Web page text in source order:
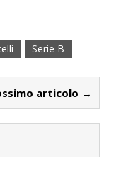
Serie B
articolo →